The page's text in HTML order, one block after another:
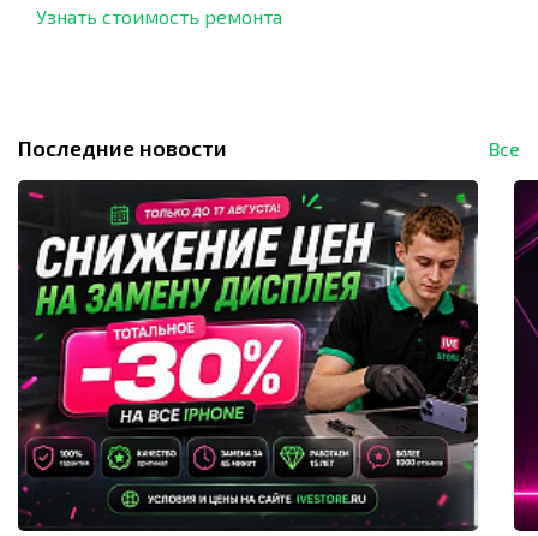
Узнать стоимость ремонта
Последние новости Все